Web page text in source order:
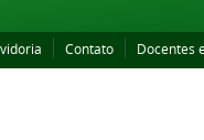
Contato Docentes